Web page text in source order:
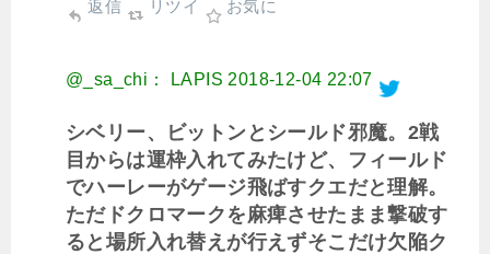
返信 リツイ お気に
@_sa_chi： LAPIS 2018-12-04 22:07
シベリー、ビットンとシールド邪魔。2戦
目からは運枠入れてみたけど、フィールド
でハーレーがゲージ飛ばすクエだと理解。
ただドクロマークを麻痺させたまま撃破す
ると場所入れ替えが行えずそこだけ欠陥ク